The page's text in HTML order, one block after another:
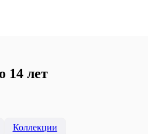
14 лет
Коллекции